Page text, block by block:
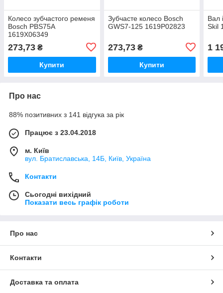
Колесо зубчастого ременя
Bosch PBS75A
1619X06349
273,73 ₴
Купити
Зубчасте колесо Bosch
GWS7-125 1619P02823
273,73₴
Купити
Вал
Skil
1
Про нас
88% позитивних з 141 відгука за рік
Працює з 23.04.2018
м. Київ
вул. Братиславська, 14Б, Київ, Україна
Контакти
Сьогодні вихідний
Показати весь графік роботи
Про нас
Контакти
Доставка та оплата